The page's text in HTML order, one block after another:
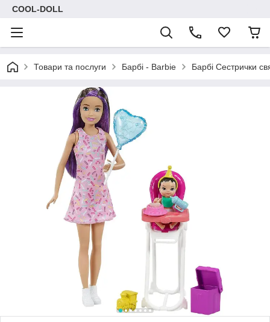
COOL-DOLL
Товари та послуги Барбі - Barbie Барбі Сестрички